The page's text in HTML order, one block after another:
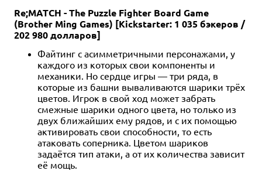
Re;MATCH - The Puzzle Fighter Board Game
(Brother Ming Games) [Kickstarter: 1 035 бэкеров /
202 980 долларов]
Файтинг с асимметричными персонажами, у
каждого из которых свои компоненты и
механики. Но сердце игры — три ряда, в
которые из башни вываливаются шарики трёх
цветов. Игрок в свой ход может забрать
смежные шарики одного цвета, но только из
двух ближайших ему рядов, и с их помощью
активировать свои способности, то есть
атаковать соперника. Цветом шариков
задаётся тип атаки, а от их количества зависит
её мощь.